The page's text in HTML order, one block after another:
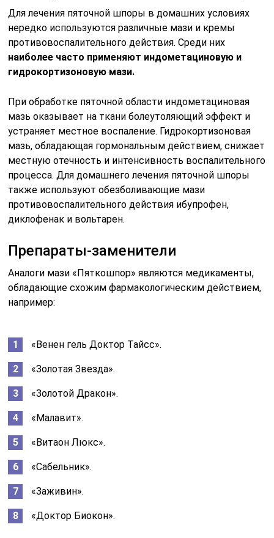
Для лечения пяточной шпоры в домашних условиях
нередко используются различные мази и кремы
противовоспалительного действия. Среди них
наиболее часто применяют индометациновую и
гидрокортизоновую мази.
При обработке пяточной области индометациновая
мазь оказывает на ткани болеутоляющий эффект и
устраняет местное воспаление. Гидрокортизоновая
мазь, обладающая гормональным действием, снижает
местную отечность и интенсивность воспалительного
процесса. Для домашнего лечения пяточной шпоры
также используют обезболивающие мази
противовоспалительного действия ибупрофен,
диклофенак и вольтарен.
Препараты-заменители
Аналоги мази «Пяткошпор» являются медикаменты,
обладающие схожим фармакологическим действием,
например:
«Венен гель Доктор Тайсс».
«Золотая Звезда».
«Золотой Дракон».
«Малавит».
«Витаон Люкс».
«Сабельник».
«Заживин».
«Доктор Биокон».